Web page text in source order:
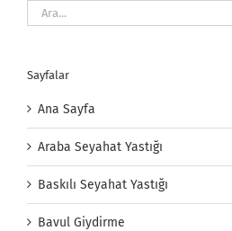
Ara:
Sayfalar
Ana Sayfa
Araba Seyahat Yastığı
Baskılı Seyahat Yastığı
Bavul Giydirme